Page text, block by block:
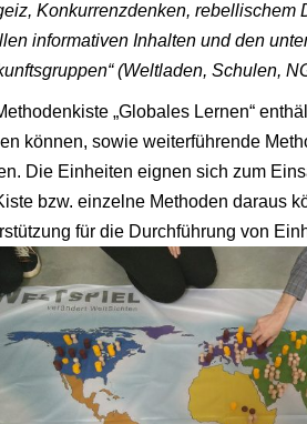
Konkurrenzdenken, rebellischem
informativen Inhalten und den
(Weltladen, Schulen,
„Globales Lernen“
können, sowie weiterführende
Die Einheiten eignen sich zum
bzw. einzelne Methoden daraus
für die Durchführung von